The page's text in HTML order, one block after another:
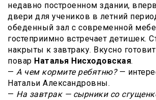
недавно построенном здании,
двери для учеников в летний
обеденный зал с современной
гостеприимно встречает детишек.
накрыты к завтраку. Вкусно
повар Наталья Нисходовская.
— А чем кормите ребятню? —
Натальи Александровны.
— На завтрак — сырники со